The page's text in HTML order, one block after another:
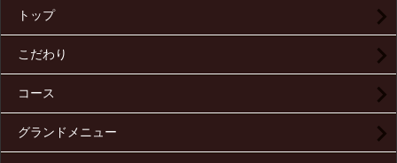
トップ
こだわり
コース
グランドメニュー